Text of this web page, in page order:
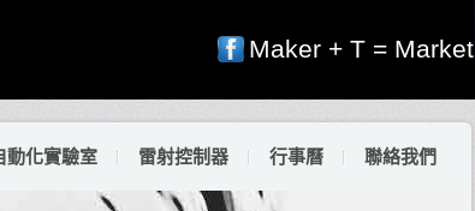
Maker + T = Market
動化實驗室 雷射控制器 行事曆 聯絡我們